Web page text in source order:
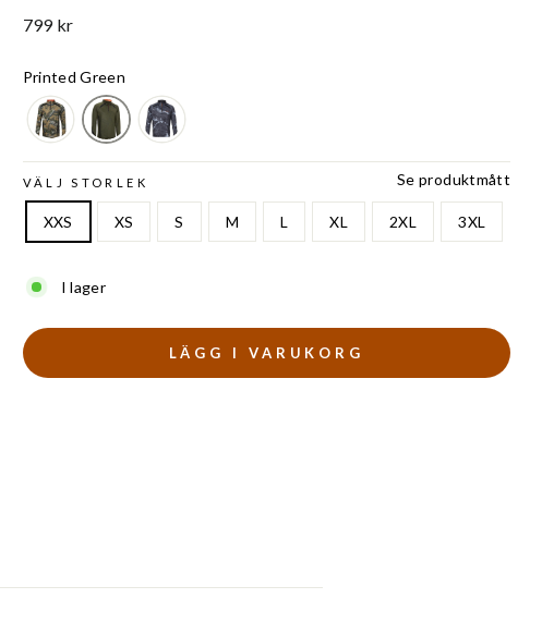
Ord.
799 kr
Printed Green
Se produktmått
VÄLJ STORLEK
XXS XS S M L XL 2XL 3XL
I lager
LÄGG I VARUKORG